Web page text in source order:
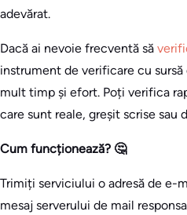
adevărat.
Dacă ai nevoie frecventă să
instrument de verificare cu
mult timp și efort. Poți verifica
care sunt reale, greșit scrise sau
Cum funcționează? 🤔
Trimiți serviciului o adresă de e-
mesaj serverului de mail